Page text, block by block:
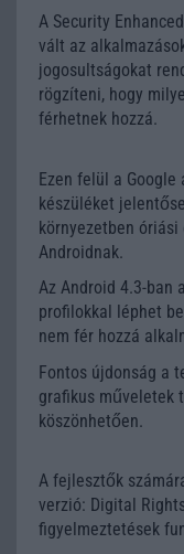
A Security
vált az
jogosultságokat
rögzíteni, hogy
férhetnek hozzá.
Ezen felül a Google
készüléket
környezetben
Androidnak.
Az Android 4.3-ban
profilokkal léphet
nem fér hozzá
Fontos újdonság a
grafikus műveletek
köszönhetően.
A fejlesztők
verzió: Digital
figyelmeztetések